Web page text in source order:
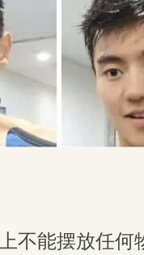
不能摆放任何